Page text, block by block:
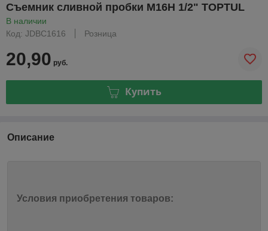
Съемник сливной пробки M16H 1/2" TOPTUL
В наличии
Код: JDBC1616
Розница
20,90 руб.
Купить
Описание
Условия приобретения товаров: